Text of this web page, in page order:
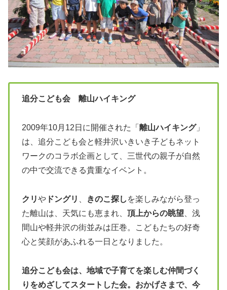
追分こども会 離山ハイキング
2009年10月12日に開催された「 離山ハイキング」
は、追分こども会と軽井沢いきいき子どもネット
ワークのコラボ企画として、三世代の親子が自然
の中で交流できる貴重なイベント。
クリや ドングリ きのこ探し を楽しみながら登っ
た離山は、天気にも恵まれ、 頂上からの眺望 、浅
間山や軽井沢の街並みは圧巻。こどもたちの好奇
心と笑顔があふれる一日となりました。
追分こども会は、地域で子育てを楽しむ仲間づく
りをめざしてスタートした会。おかげさまで、今